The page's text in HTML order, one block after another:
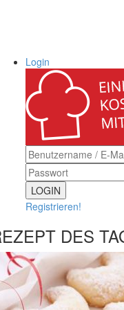
Login
LOGIN
Registrieren!
DES